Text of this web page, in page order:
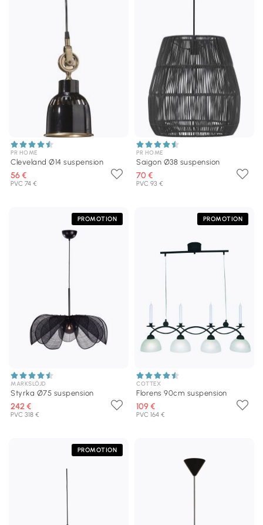
PR HOME
Cleveland Ø14 suspension
56 €
PVC 74 €
PR HOME
Saigon Ø38 suspension
70 €
PVC 93 €
PROMOTION
MARKSLÖJD
Styrka Ø75 suspension
242 €
PVC 318 €
PROMOTION
COTTEX
Florens 90cm suspension
109 €
PVC 164 €
PROMOTION